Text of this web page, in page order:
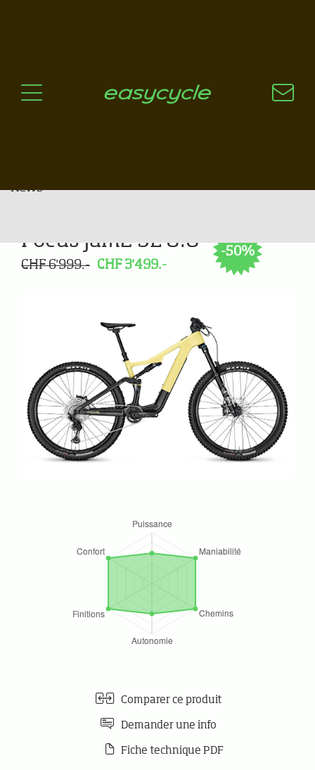
Nos critères de sélection
News
Focus Jam2 SL 8.8
-50%
CHF 6'999.-
CHF 3'499.-
Comparer ce produit
Demander une info
Fiche technique PDF